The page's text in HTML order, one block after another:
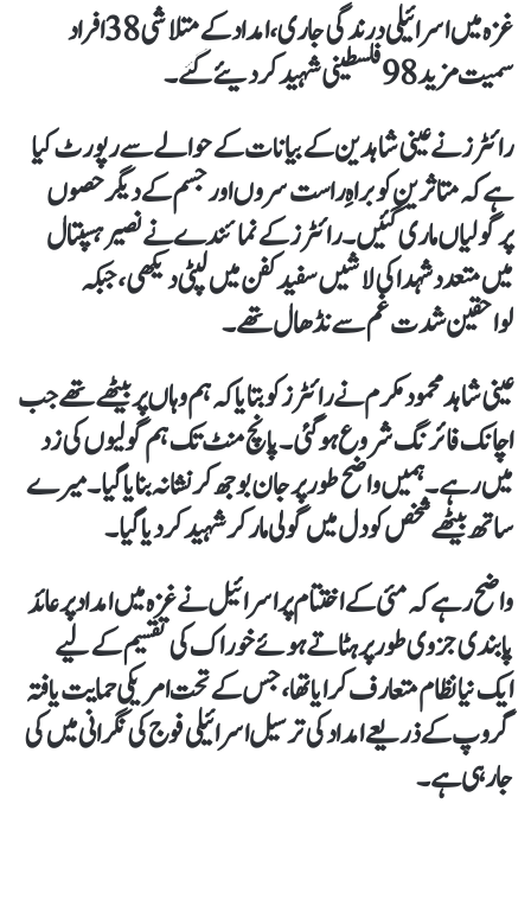
غزہ میں اسرائیلی درندگی جاری،امداد کے متلاشی 38 افراد
سمیت مزید 98 فلسطینی شہیدکردیئےگئے۔
رائٹرز نے عینی شاہدین کے بیانات کے حوالے سے رپورٹ کیا
ہے کہ متاثرین کو براہِ راست سروں اور جسم کے دیگر حصوں
پرگولیاں ماری گئیں۔ رائٹرز کے نمائندے نے نصیر ہسپتال
میں متعدد شہدا کی لاشیں سفید کفن میں لپٹی دیکھی، جبکہ
لواحقین شدت غم سے نڈھال تھے۔
عینی شاہد محمود مکرم نے رائٹرز کو بتایا کہ ہم وہاں پر بیٹھے تھے جب
اچانک فائرنگ شروع ہو گئی۔ پانچ منٹ تک ہم گولیوں کی زد
میں رہے۔ ہمیں واضح طور پر جان بوجھ کر نشانہ بنایا گیا۔ میرے
ساتھ بیٹھے شخص کو دل میں گولی مار کر شہید کر دیا گیا۔
واضح رہے کہ مئی کے اختتام پر اسرائیل نے غزہ میں امداد پر عائد
پابندی جزوی طور پر ہٹاتے ہوئے خوراک کی تقسیم کے لیے
ایک نیا نظام متعارف کرایا تھا، جس کے تحت امریکی حمایت یافتہ
گروپ کے ذریعے امداد کی ترسیل اسرائیلی فوج کی نگرانی میں کی
جا رہی ہے۔